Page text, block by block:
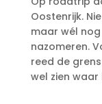
Oostenrijk.
maar wél
nazomeren.
reed de
wel zien waar